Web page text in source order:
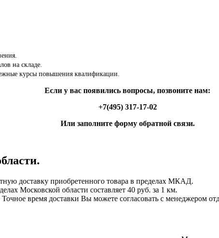
на складе.
курсы повышения квалификации.
Если у вас появились вопросы, позвоните нам:
+7(495) 317-17-02
Или заполните форму обратной связи.
доставку приобретенного товара в пределах МКАД.
Московской области составляет 40 руб. за 1 км.
время доставки Вы можете согласовать с менеджером